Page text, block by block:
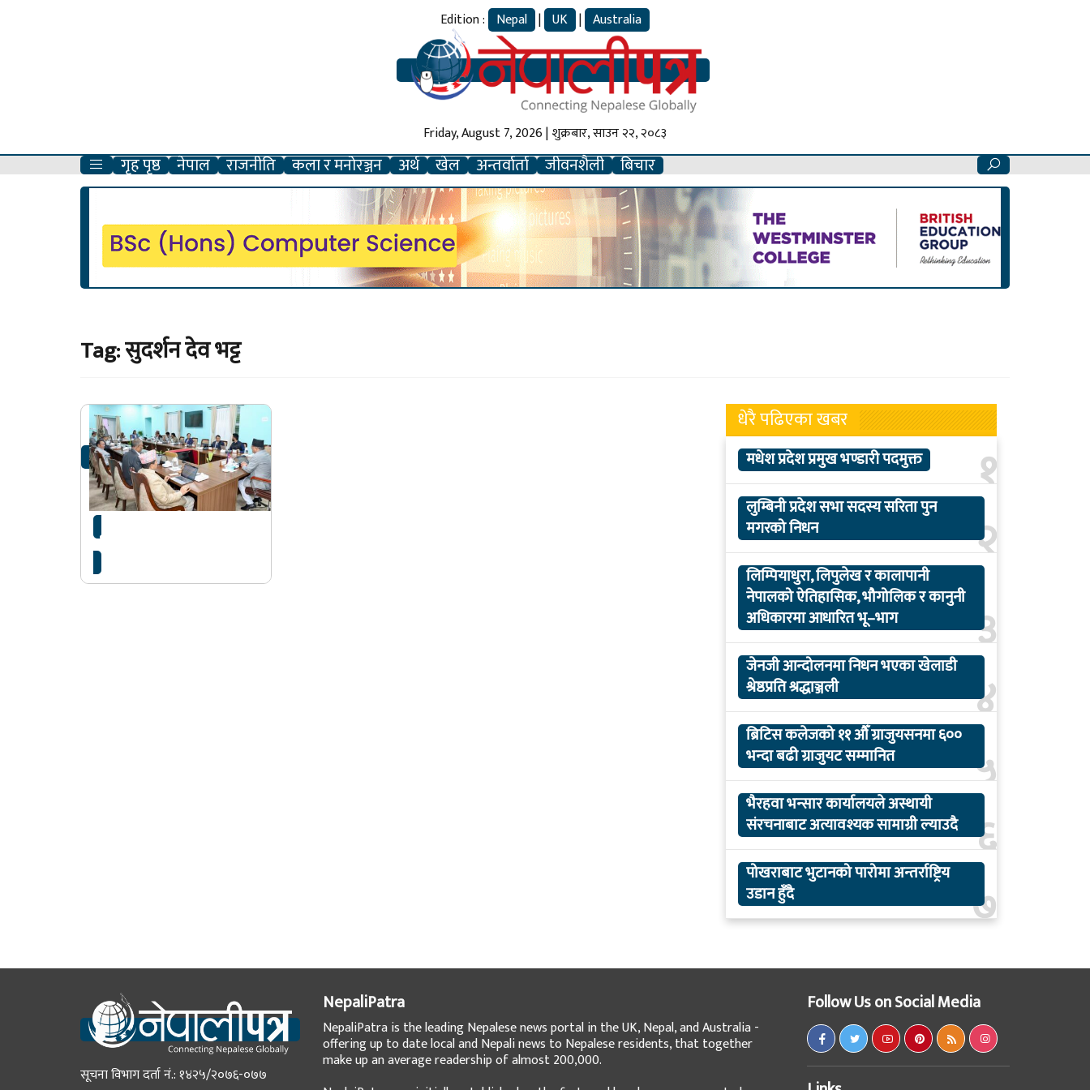
Edition : Nepal | UK | Australia
Friday, August 7, 2026 | शुक्रबार, साउन २२, २०८३
गृह पृष्ठ नेपाल राजनीति कला र मनोरञ्जन अर्थ खेल अन्तर्वार्ता जीवनशैली बिचार
Tag:सुदर्शन देव भट्ट
यी हुन् मन्त्रिपरिषद्का निर्णय
धेरै पढिएका खबर
१
मधेश प्रदेश प्रमुख भण्डारी पदमुक्त
२
लुम्बिनी प्रदेश सभा सदस्य सरिता पुन
मगरको निधन
३
लिम्पियाधुरा, लिपुलेख र कालापानी
नेपालको ऐतिहासिक, भौगोलिक र कानुनी
अधिकारमा आधारित भू–भाग
४
जेनजी आन्दोलनमा निधन भएका खेलाडी
श्रेष्ठप्रति श्रद्धाञ्जली
५
ब्रिटिस कलेजको ११ औँ ग्राजुयसनमा ६००
भन्दा बढी ग्राजुयट सम्मानित
६
भैरहवा भन्सार कार्यालयले अस्थायी
संरचनाबाट अत्यावश्यक सामाग्री ल्याउदै
७
पोखराबाट भुटानको पारोमा अन्तर्राष्ट्रिय
उडान हुँदै
सूचना विभाग दर्ता नं.: १४२५/२०७६-०७७
NepaliPatra
NepaliPatra is the leading Nepalese news portal in the UK, Nepal, and Australia -
offering up to date local and Nepali news to Nepalese residents, that together
make up an average readership of almost 200,000.
Follow Us on Social Media